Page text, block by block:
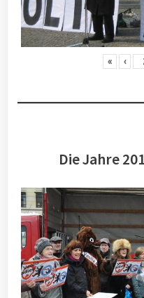
« ‹
Die Jahre